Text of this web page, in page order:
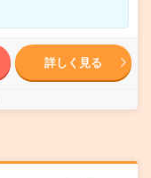
詳しく見る